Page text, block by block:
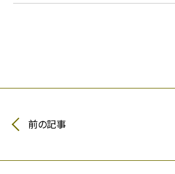
前の記事